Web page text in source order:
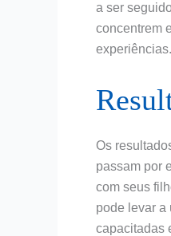
a ser
concentrem
experiências.
Os
passam por
com seus
pode levar a
capacitadas